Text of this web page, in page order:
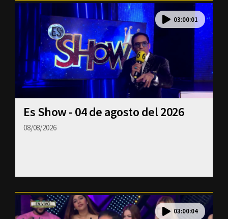
03:00:01
Es Show - 04 de agosto del 2026
08/08/2026
03:00:04